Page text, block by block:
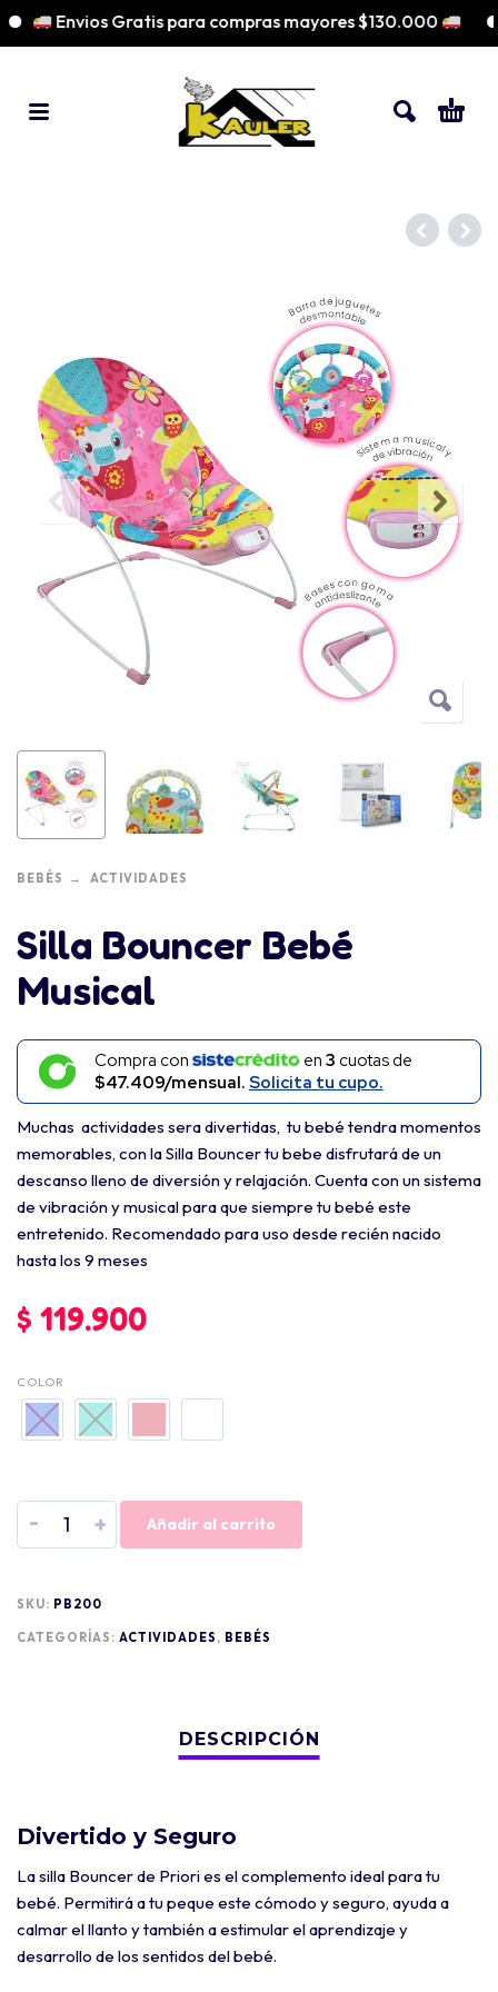
Envios Gratis para compras mayores $130.000
BEBÉS ACTIVIDADES
Silla Bouncer Bebé
Musical
Compra con en3 cuotas de
$47.409/mensual. Solicita tu cupo.
Muchas actividades sera divertidas, tu bebé tendra momentos
memorables, con la Silla Bouncer tu bebe disfrutará de un
descanso lleno de diversión y relajación. Cuenta con un sistema
de vibración y musical para que siempre tu bebé este
entretenido. Recomendado para uso desde recién nacido
hasta los 9 meses
$ 119.900
COLOR
- + Añadir al carrito
SKU: PB200
CATEGORÍAS: ACTIVIDADES , BEBÉS
Divertido y Seguro
La silla Bouncer de Priori es el complemento ideal para tu
bebé. Permitirá a tu peque este cómodo y seguro, ayuda a
calmar el llanto y también a estimular el aprendizaje y
desarrollo de los sentidos del bebé.